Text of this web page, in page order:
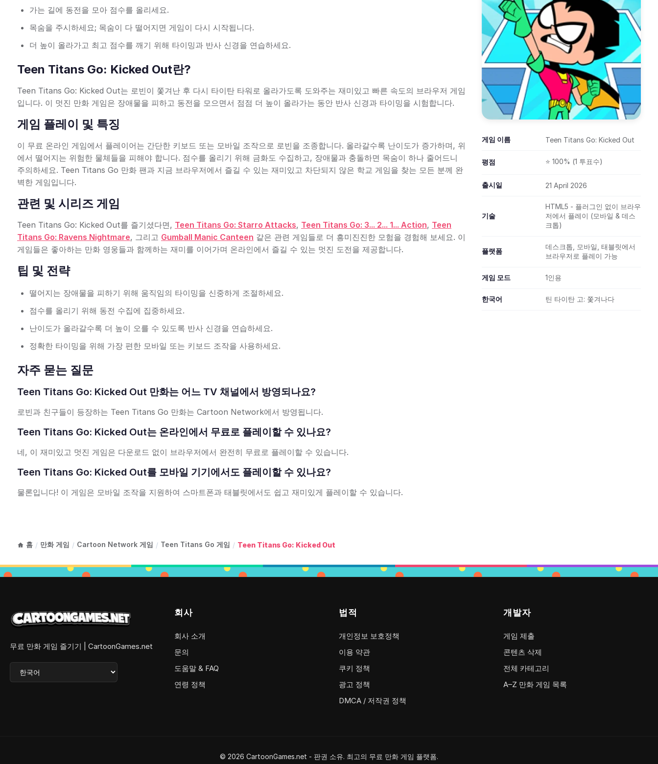
가는 길에 동전을 모아 점수를 올리세요.
목숨을 주시하세요; 목숨이 다 떨어지면 게임이 다시 시작됩니다.
더 높이 올라가고 최고 점수를 깨기 위해 타이밍과 반사 신경을 연습하세요.
Teen Titans Go: Kicked Out란?
Teen Titans Go: Kicked Out는 로빈이 쫓겨난 후 다시 타이탄 타워로 올라가도록 도와주는 재미있고 빠른 속도의 브라우저 게임
입니다. 이 멋진 만화 게임은 장애물을 피하고 동전을 모으면서 점점 더 높이 올라가는 동안 반사 신경과 타이밍을 시험합니다.
게임 플레이 및 특징
이 무료 온라인 게임에서 플레이어는 간단한 키보드 또는 모바일 조작으로 로빈을 조종합니다. 올라갈수록 난이도가 증가하며, 위
에서 떨어지는 위험한 물체들을 피해야 합니다. 점수를 올리기 위해 금화도 수집하고, 장애물과 충돌하면 목숨이 하나 줄어드니
주의하세요. Teen Titans Go 만화 팬과 지금 브라우저에서 즐길 수 있는 재미있고 차단되지 않은 학교 게임을 찾는 모든 분께 완
벽한 게임입니다.
관련 및 시리즈 게임
Teen Titans Go: Kicked Out를 즐기셨다면, Teen Titans Go: Starro Attacks, Teen Titans Go: 3... 2... 1... Action, Teen
Titans Go: Ravens Nightmare, 그리고 Gumball Manic Canteen 같은 관련 게임들로 더 흥미진진한 모험을 경험해 보세요. 이
게임들은 좋아하는 만화 영웅들과 함께하는 재미를 이어가며 온라인에서 즐길 수 있는 멋진 도전을 제공합니다.
팁 및 전략
떨어지는 장애물을 피하기 위해 움직임의 타이밍을 신중하게 조절하세요.
점수를 올리기 위해 동전 수집에 집중하세요.
난이도가 올라갈수록 더 높이 오를 수 있도록 반사 신경을 연습하세요.
정확한 타이밍을 위해 가장 편한 모바일 또는 키보드 조작을 사용하세요.
자주 묻는 질문
Teen Titans Go: Kicked Out 만화는 어느 TV 채널에서 방영되나요?
로빈과 친구들이 등장하는 Teen Titans Go 만화는 Cartoon Network에서 방영됩니다.
Teen Titans Go: Kicked Out는 온라인에서 무료로 플레이할 수 있나요?
네, 이 재미있고 멋진 게임은 다운로드 없이 브라우저에서 완전히 무료로 플레이할 수 있습니다.
Teen Titans Go: Kicked Out를 모바일 기기에서도 플레이할 수 있나요?
물론입니다! 이 게임은 모바일 조작을 지원하여 스마트폰과 태블릿에서도 쉽고 재미있게 플레이할 수 있습니다.
게임 이름 Teen Titans Go: Kicked Out
평점 ⭐ 100% (1 투표수)
출시일 21 April 2026
기술
HTML5 - 플러그인 없이 브라우
저에서 플레이 (모바일 & 데스
크톱)
플랫폼
데스크톱, 모바일, 태블릿에서
브라우저로 플레이 가능
게임 모드 1인용
한국어 틴 타이탄 고: 쫓겨나다
홈 / 만화 게임 / Cartoon Network 게임 / Teen Titans Go 게임 / Teen Titans Go: Kicked Out
무료 만화 게임 즐기기 | CartoonGames.net
회사
회사 소개
문의
도움말 & FAQ
연령 정책
법적
개인정보 보호정책
이용 약관
쿠키 정책
광고 정책
DMCA / 저작권 정책
개발자
게임 제출
콘텐츠 삭제
전체 카테고리
A–Z 만화 게임 목록
© 2026 CartoonGames.net - 판권 소유. 최고의 무료 만화 게임 플랫폼.